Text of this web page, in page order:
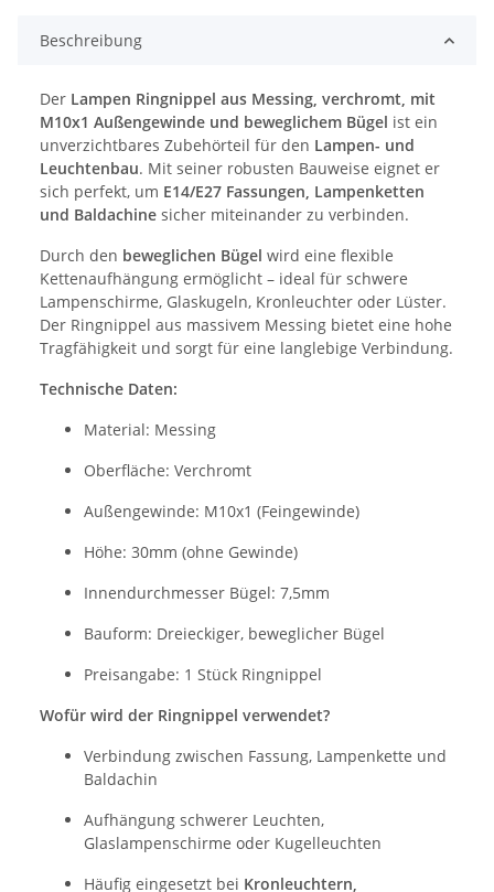
Beschreibung
Der Lampen Ringnippel aus Messing, verchromt, mit
M10x1 Außengewinde und beweglichem Bügel ist ein
unverzichtbares Zubehörteil für den Lampen- und
Leuchtenbau. Mit seiner robusten Bauweise eignet er
sich perfekt, um E14/E27 Fassungen, Lampenketten
und Baldachine sicher miteinander zu verbinden.
Durch den beweglichen Bügel wird eine flexible
Kettenaufhängung ermöglicht – ideal für schwere
Lampenschirme, Glaskugeln, Kronleuchter oder Lüster.
Der Ringnippel aus massivem Messing bietet eine hohe
Tragfähigkeit und sorgt für eine langlebige Verbindung.
Technische Daten:
Material: Messing
Oberfläche: Verchromt
Außengewinde: M10x1 (Feingewinde)
Höhe: 30mm (ohne Gewinde)
Innendurchmesser Bügel: 7,5mm
Bauform: Dreieckiger, beweglicher Bügel
Preisangabe: 1 Stück Ringnippel
Wofür wird der Ringnippel verwendet?
Verbindung zwischen Fassung, Lampenkette und
Baldachin
Aufhängung schwerer Leuchten,
Glaslampenschirme oder Kugelleuchten
Häufig eingesetzt bei Kronleuchtern,